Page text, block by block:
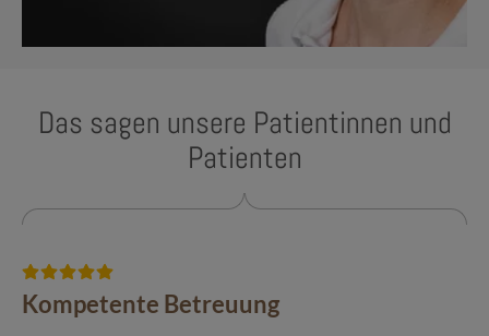
Das sagen unsere Patientinnen und
Patienten
Kompetente Betreuung